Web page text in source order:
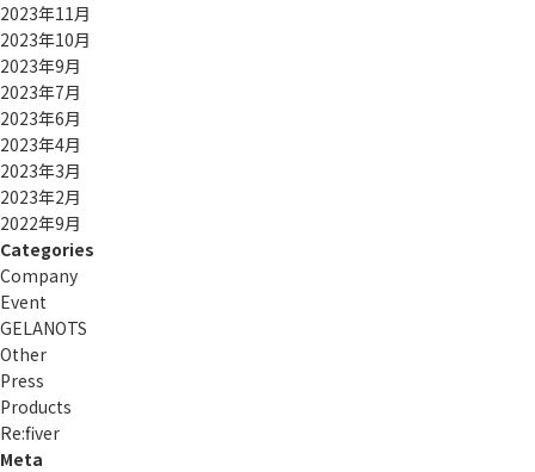
2023年11月
2023年10月
2023年9月
2023年7月
2023年6月
2023年4月
2023年3月
2023年2月
2022年9月
Categories
Company
Event
GELANOTS
Other
Press
Products
Re:ﬁver
Meta